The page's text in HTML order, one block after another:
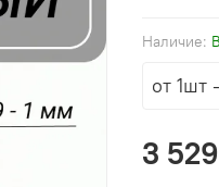
Наличие:
от 1шт -
3